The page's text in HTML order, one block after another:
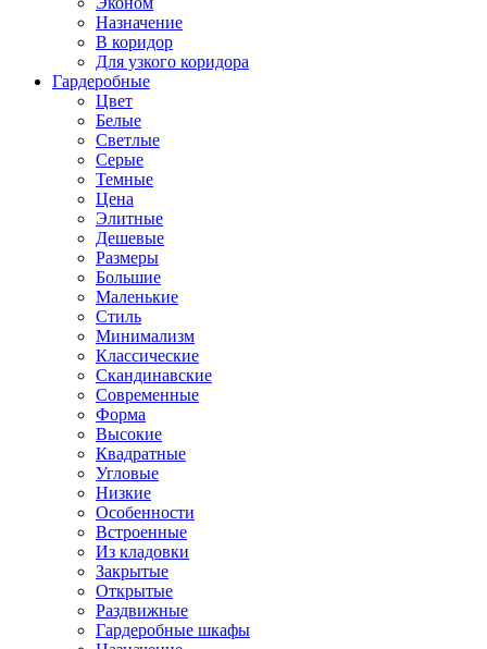
Назначение
В коридор
Для узкого коридора
Гардеробные
Цвет
Белые
Светлые
Серые
Темные
Цена
Элитные
Дешевые
Размеры
Большие
Маленькие
Стиль
Минимализм
Классические
Скандинавские
Современные
Форма
Высокие
Квадратные
Угловые
Низкие
Особенности
Встроенные
Из кладовки
Закрытые
Открытые
Раздвижные
Гардеробные шкафы